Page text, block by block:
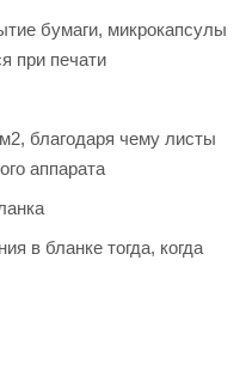
бумаги, микрокапсулы
при печати
благодаря чему листы
аппарата
в бланке тогда, когда